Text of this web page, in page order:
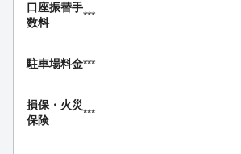
口座振替手
数料
***
駐車場料金***
損保・ 火災
保険
***